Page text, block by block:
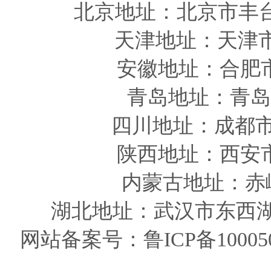
北京地址：北京市丰
天津地址 ：天津
安徽地址 ：合
青岛地址 ：青
四川 地址 ：成都
陕西地址 ：西
内蒙古地址：
湖北地址：武汉市东西
网站备案号： 鲁ICP备